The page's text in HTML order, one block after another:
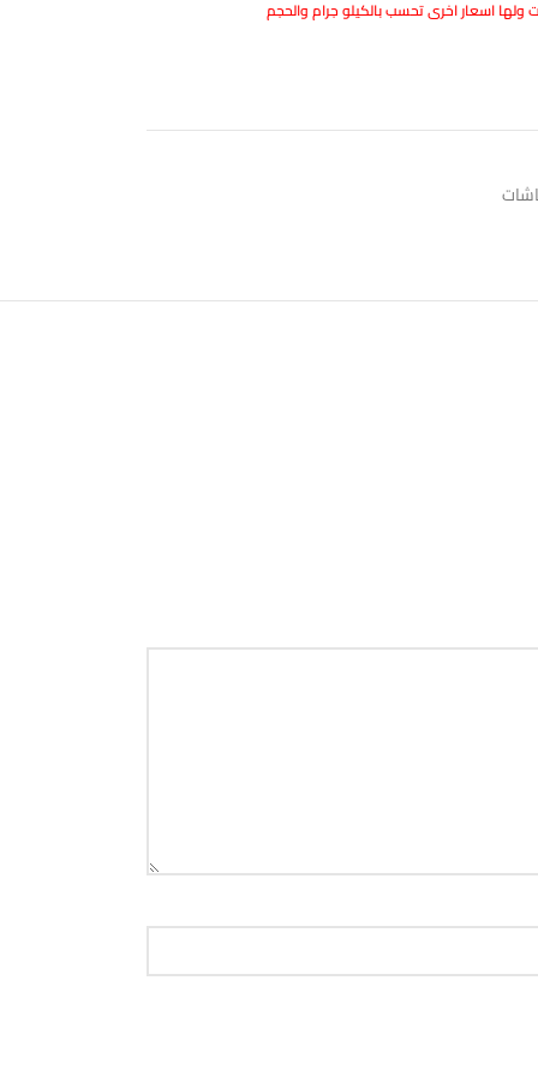
اسعار اخرى تحسب بالكيلو جرام والحجم